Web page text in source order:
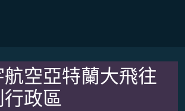
空亞特蘭大飛往
政區